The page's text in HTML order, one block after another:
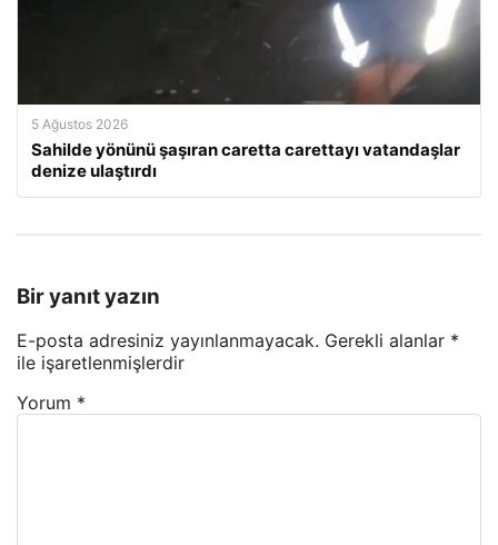
5 Ağustos 2026
Sahilde yönünü şaşıran caretta carettayı vatandaşlar
denize ulaştırdı
Bir yanıt yazın
E-posta adresiniz yayınlanmayacak. Gerekli alanlar *
ile işaretlenmişlerdir
Yorum *